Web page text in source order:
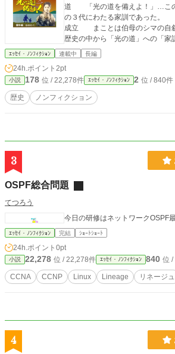
道 「光の道を備えよ！」…この
の３代にわたる家訓であった。
成立 まことは伯母のシマの自
歴史の中から「光の道」への「家
ｴｯｾｲ・ﾉﾝﾌｨｸｼｮﾝ 連載中 長編
24h.ポイント 2pt
小説 178 位 / 22,278件 ｴｯｾｲ・ﾉﾝﾌｨｸｼｮﾝ 2 位 / 840件
歴史 ノンフィクション
3
OSPF総合問題
てつろう
今日の研修はネットワークOSPF
ｴｯｾｲ・ﾉﾝﾌｨｸｼｮﾝ 完結 ｼｮｰﾄｼｮｰﾄ
24h.ポイント 0pt
小説 22,278 位 / 22,278件 ｴｯｾｲ・ﾉﾝﾌｨｸｼｮﾝ 840 位 /
CCNA CCNP Linux Lineage リネージュ
4